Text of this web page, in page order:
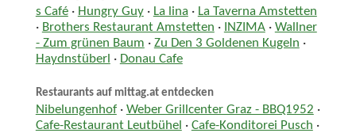
s Café· Hungry Guy· La lina · La Taverna Amstetten
· Brothers Restaurant Amstetten · INZIMA· Wallner
- Zum grünen Baum · Zu Den 3 Goldenen Kugeln ·
Haydnstüberl · Donau Cafe
Restaurants auf mittag.at entdecken
Nibelungenhof· Weber Grillcenter Graz - BBQ1952 ·
Cafe-Restaurant Leutbühel · Cafe-Konditorei Pusch ·